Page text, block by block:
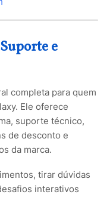
e
completa para quem
Ele oferece
suporte técnico,
de desconto e
da marca.
tirar dúvidas
interativos